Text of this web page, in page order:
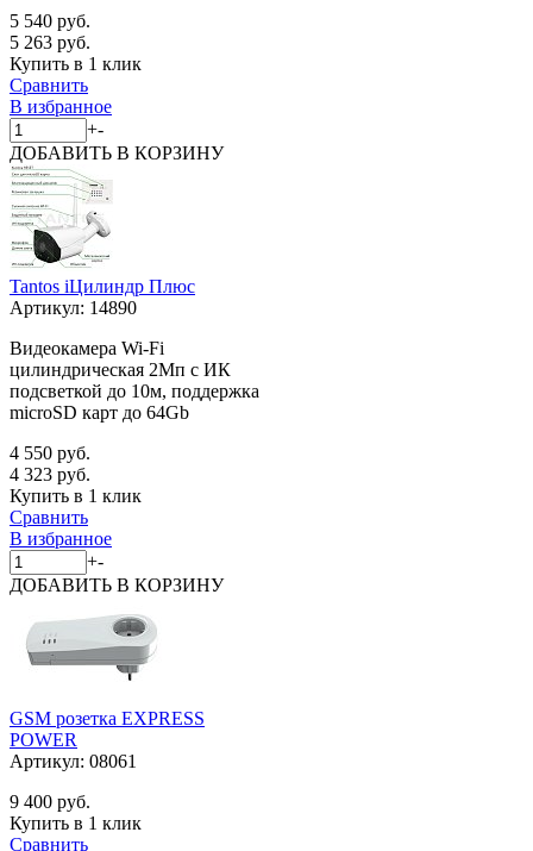
5 540 руб.
5 263 руб.
Купить в 1 клик
Сравнить
В избранное
+-
ДОБАВИТЬ В КОРЗИНУ
Tantos iЦилиндр Плюс
Артикул: 14890
Видеокамера Wi-Fi
цилиндрическая 2Мп с ИК
подсветкой до 10м, поддержка
microSD карт до 64Gb
4 550 руб.
4 323 руб.
Купить в 1 клик
Сравнить
В избранное
+-
ДОБАВИТЬ В КОРЗИНУ
GSM розетка EXPRESS
POWER
Артикул: 08061
9 400 руб.
Купить в 1 клик
Сравнить